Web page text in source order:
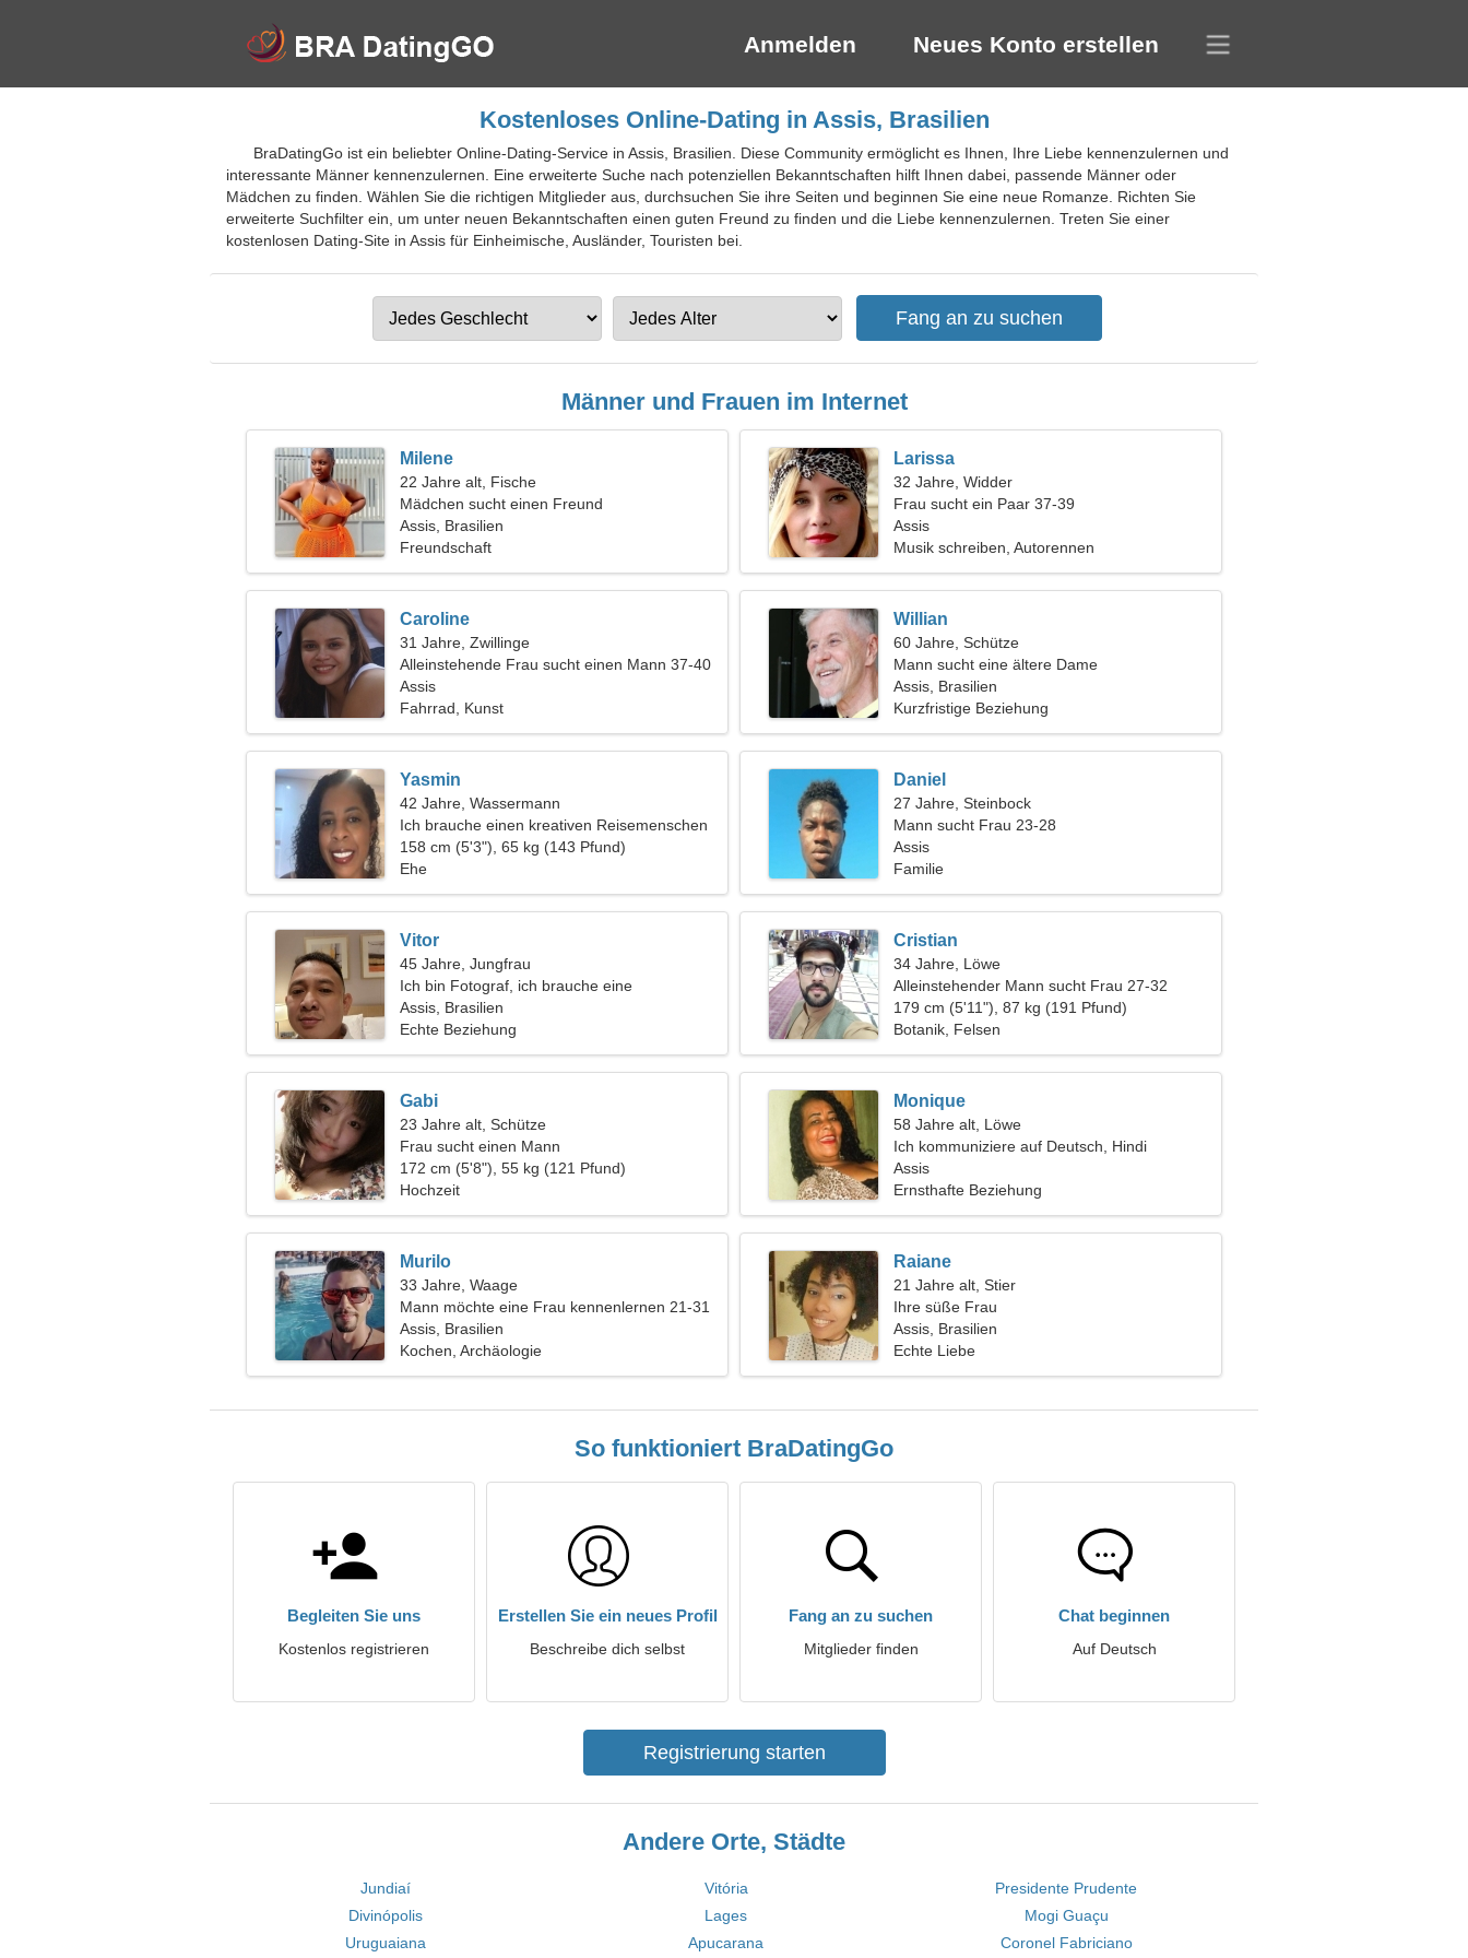
Anmelden Neues Konto erstellen
Kostenloses Online-Dating in Assis, Brasilien
BraDatingGo ist ein beliebter Online-Dating-Service in Assis, Brasilien. Diese Community ermöglicht es Ihnen, Ihre Liebe kennenzulernen und
interessante Männer kennenzulernen. Eine erweiterte Suche nach potenziellen Bekanntschaften hilft Ihnen dabei, passende Männer oder
Mädchen zu finden. Wählen Sie die richtigen Mitglieder aus, durchsuchen Sie ihre Seiten und beginnen Sie eine neue Romanze. Richten Sie
erweiterte Suchfilter ein, um unter neuen Bekanntschaften einen guten Freund zu finden und die Liebe kennenzulernen. Treten Sie einer
kostenlosen Dating-Site in Assis für Einheimische, Ausländer, Touristen bei.
Männer und Frauen im Internet
Milene
22 Jahre alt, Fische
Mädchen sucht einen Freund
Assis, Brasilien
Freundschaft
Larissa
32 Jahre, Widder
Frau sucht ein Paar 37-39
Assis
Musik schreiben, Autorennen
Caroline
31 Jahre, Zwillinge
Alleinstehende Frau sucht einen Mann 37-40
Assis
Fahrrad, Kunst
Willian
60 Jahre, Schütze
Mann sucht eine ältere Dame
Assis, Brasilien
Kurzfristige Beziehung
Yasmin
42 Jahre, Wassermann
Ich brauche einen kreativen Reisemenschen
158 cm (5'3"), 65 kg (143 Pfund)
Ehe
Daniel
27 Jahre, Steinbock
Mann sucht Frau 23-28
Assis
Familie
Vitor
45 Jahre, Jungfrau
Ich bin Fotograf, ich brauche eine
romantische Frau
Assis, Brasilien
Echte Beziehung
Cristian
34 Jahre, Löwe
Alleinstehender Mann sucht Frau 27-32
179 cm (5'11"), 87 kg (191 Pfund)
Botanik, Felsen
Gabi
23 Jahre alt, Schütze
Frau sucht einen Mann
172 cm (5'8"), 55 kg (121 Pfund)
Hochzeit
Monique
58 Jahre alt, Löwe
Ich kommuniziere auf Deutsch, Hindi
Assis
Ernsthafte Beziehung
Murilo
33 Jahre, Waage
Mann möchte eine Frau kennenlernen 21-31
Assis, Brasilien
Kochen, Archäologie
Raiane
21 Jahre alt, Stier
Ihre süße Frau
Assis, Brasilien
Echte Liebe
So funktioniert BraDatingGo
Begleiten Sie uns
Kostenlos registrieren
Erstellen Sie ein neues Profil
Beschreibe dich selbst
Fang an zu suchen
Mitglieder finden
Chat beginnen
Auf Deutsch
Registrierung starten
Andere Orte, Städte
Jundiaí Vitória
Presidente Prudente
Divinópolis
Lages
Mogi Guaçu
Uruguaiana
Apucarana Coronel Fabriciano